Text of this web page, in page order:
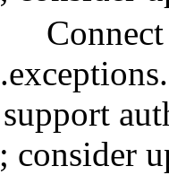
consider